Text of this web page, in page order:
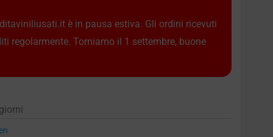
è in pausa estiva. Gli ordini ricevuti
regolarmente. Torniamo il 1 settembre, buone